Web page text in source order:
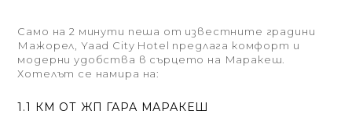
Само на 2 минути пеша от известните градини
Мажорел, Yaad City Hotel предлага комфорт и
модерни удобства в сърцето на Маракеш.
Хотелът се намира на:
1.1 КМ ОТ ЖП ГАРА МАРАКЕШ